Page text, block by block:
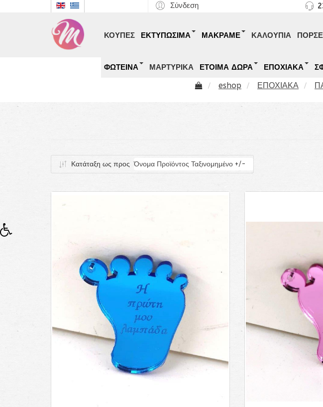
Σύνδεση
ΚΟΥΠΕΣ ΕΚΤΥΠΩΣΙΜΑ ΜΑΚΡΑΜΕ ΚΑΛΟΥΠΙΑ
ΦΩΤΕΙΝΑ ΜΑΡΤΥΡΙΚΑ ΕΤΟΙΜΑ ΔΩΡΑ ΕΠΟΧΙΑΚΑ
eshop ΕΠΟΧΙΑΚΑ
Κατάταξη ως προς Όνομα Προϊόντος Ταξινομημένο +/-